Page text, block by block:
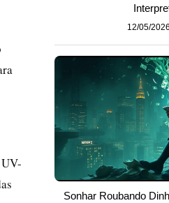
12/05/
Sonhar Roubando